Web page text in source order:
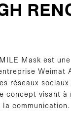
Mask est
réseaux
concept visant
la